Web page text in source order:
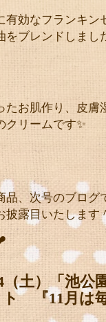
効なフランキン
をブレンドしまし
たお肌作り、皮
クリームです✨
品、次号のブロ
披露目いたします
（土）「池公
『11月は